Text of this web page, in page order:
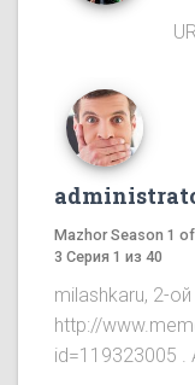
Mazhor Season 1
3 Серия 1 из 40
milashkaru, 2-
http://
id=119323005 .